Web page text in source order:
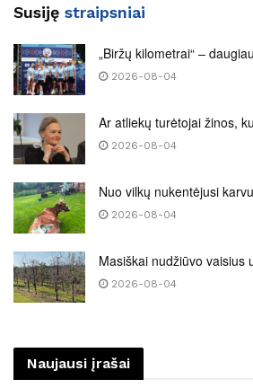
Susiję straipsniai
„Biržų kilometrai“ –
2026-08-04
Ar atliekų turėtojai žinos,
2026-08-04
Nuo vilkų nukentėjusi
2026-08-04
Masiškai nudžiūvo vaisius
2026-08-04
Naujausi įrašai